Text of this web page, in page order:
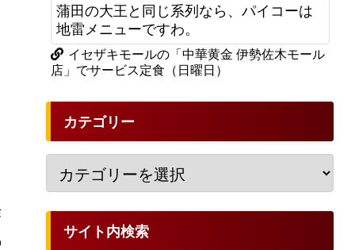
蒲田の大王と同じ系列なら、パイコーは
地雷メニューですわ。
イセザキモールの「中華黄金 伊勢佐木モール
店」でサービス定食（日曜日）
カテゴリー
サイト内検索